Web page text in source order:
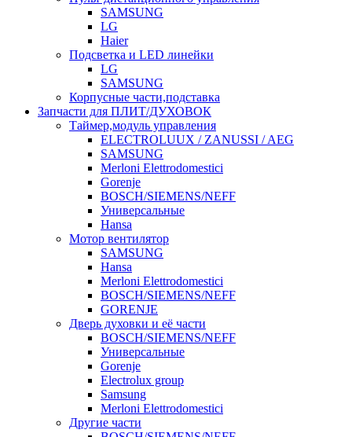
SAMSUNG
LG
Haier
Подсветка и LED линейки
LG
SAMSUNG
Корпусные части,подставка
Запчасти для ПЛИТ/ДУХОВОК
Таймер,модуль управления
ELECTROLUUX / ZANUSSI / AEG
SAMSUNG
Merloni Elettrodomestici
Gorenje
BOSCH/SIEMENS/NEFF
Универсальные
Hansa
Мотор вентилятор
SAMSUNG
Hansa
Merloni Elettrodomestici
BOSCH/SIEMENS/NEFF
GORENJE
Дверь духовки и её части
BOSCH/SIEMENS/NEFF
Универсальные
Gorenje
Electrolux group
Samsung
Merloni Elettrodomestici
Другие части